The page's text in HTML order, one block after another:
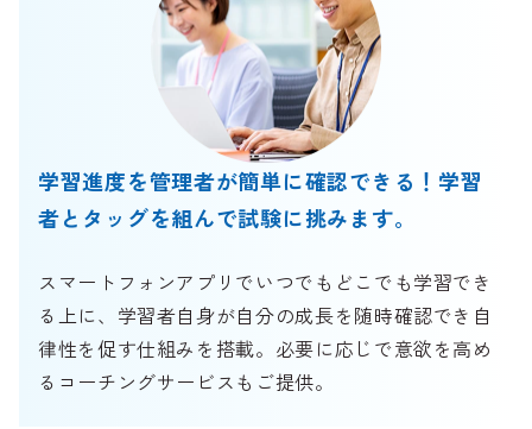
学習進度を管理者が簡単に確認できる！ 学習
者とタッグを組んで試験に挑みます。
スマートフォンアプリでいつでもどこでも学習でき
る上に、学習者自身が自分の成長を随時確認でき自
律性を促す仕組みを搭載。必要に応じで意欲を高め
るコーチングサービスもご提供。